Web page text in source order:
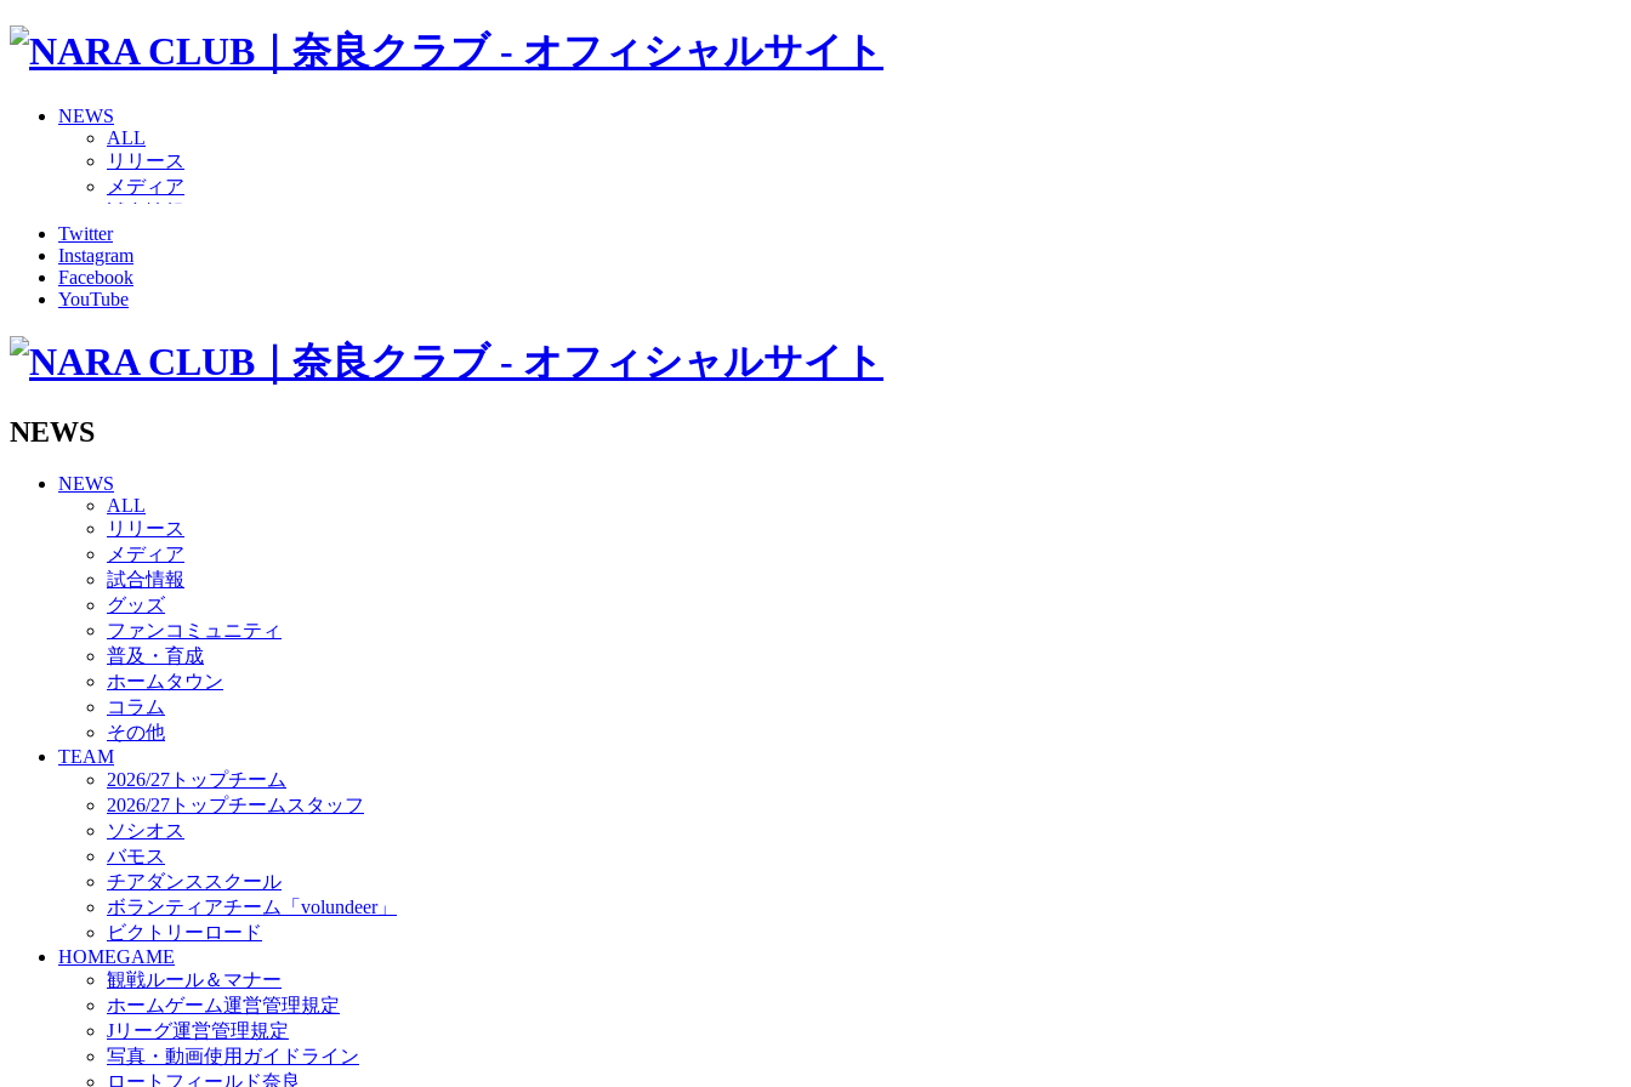
NEWS
ALL
リリース
メディア
グッズ
ファンコミュニティ
普及・育成
ホームタウン
その他
バモス
チアダンススクール
ボランティアチーム「volundeer」
ビクトリーロード
HOMEGAME
観戦ルール＆マナー
ホームゲーム運営管理規定
Jリーグ運営管理規定
写真・動画使用ガイドライン
ロートフィールド奈良
SCHEDULE
2026/27
練習見学時のファンサービスについて
TICKET
奈良クラブ明治安田J3リーグ2026/27シーズン試合観戦チケット
奈良クラブ明治安田Ｊ3リーグ 2026/27シーズン「鹿パス」
観戦ルール＆マナー
FANCOMMUNITY
2026/27ファンコミュニティ
サポートショップ
GOODS
オフィシャルストア（実店舗）
オンラインストア
ACADEMY
アカデミーについて
Twitter
Instagram
Facebook
YouTube
NEWS
NEWS
ALL
リリース
メディア
試合情報
グッズ
ファンコミュニティ
普及・育成
ホームタウン
コラム
その他
TEAM
2026/27トップチーム
2026/27トップチームスタッフ
ソシオス
バモス
チアダンススクール
ボランティアチーム「volundeer」
ビクトリーロード
HOMEGAME
観戦ルール＆マナー
ホームゲーム運営管理規定
Jリーグ運営管理規定
写真・動画使用ガイドライン
ロートフィールド奈良